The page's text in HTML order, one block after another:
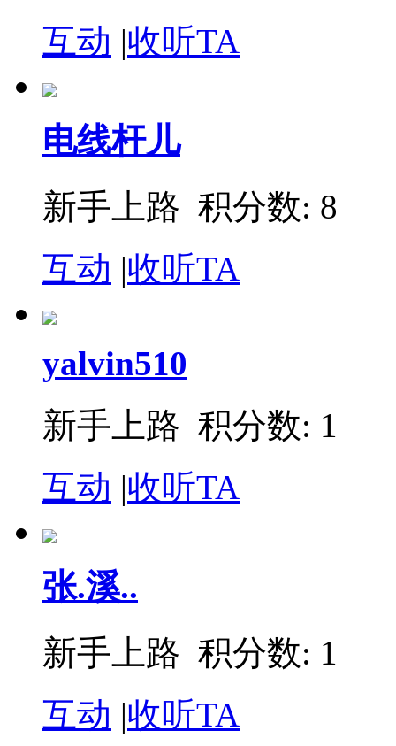
互动 |收听TA
电线杆儿
新手上路 积分数: 8
互动 |收听TA
yalvin510
新手上路 积分数: 1
互动 |收听TA
张.溪..
新手上路 积分数: 1
互动 |收听TA